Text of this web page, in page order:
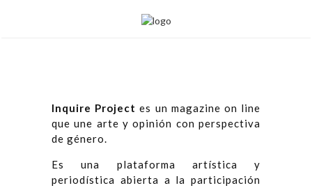
Inquire Project es un magazine on line
que une arte y opinión con perspectiva
de género.
Es una plataforma artística y
periodística abierta a la participación